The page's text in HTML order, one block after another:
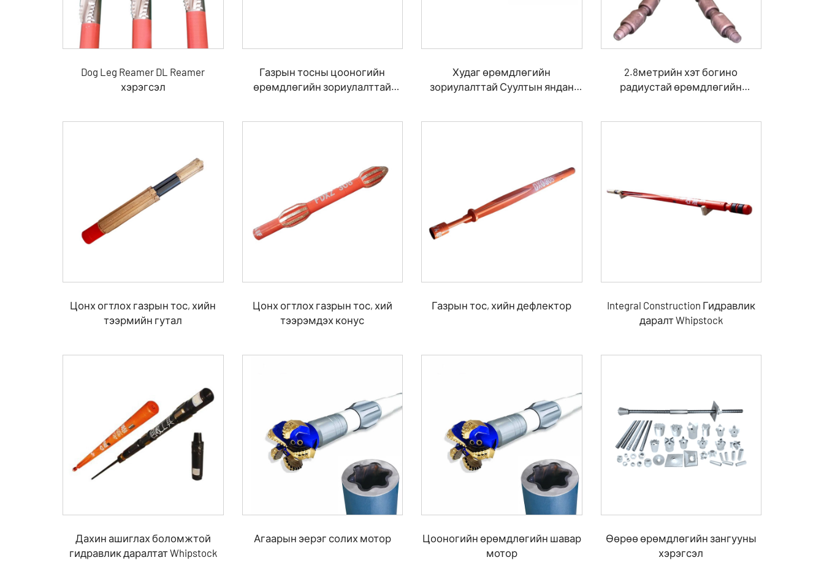
Dog Leg Reamer DL Reamer
хэрэгсэл
Газрын тосны цооногийн
өрөмдлөгийн зориулалттай
Худаг өрөмдлөгийн
зориулалттай Суултын яндан
2.8метрийн хэт богино
радиустай өрөмдлөгийн
Цонх огтлох газрын тос, хийн
тээрмийн гутал
Цонх огтлох газрын тос, хий
тээрэмдэх конус
Газрын тос, хийн дефлектор
Integral Construction Гидравлик
даралт Whipstock
Дахин ашиглах боломжтой
гидравлик даралтат Whipstock
Агаарын эерэг солих мотор
Цооногийн өрөмдлөгийн шавар
мотор
Өөрөө өрөмдлөгийн зангууны
хэрэгсэл